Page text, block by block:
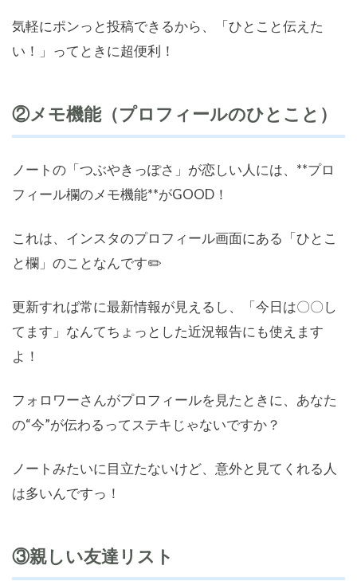
気軽にポンっと投稿できるから、「ひとこと伝えた
い！」ってときに超便利！
②メモ機能（プロフィールのひとこと）
ノートの「つぶやきっぽさ」が恋しい人には、**プロ
フィール欄のメモ機能**がGOOD！
これは、インスタのプロフィール画面にある「ひとこ
と欄」のことなんです✏️
更新すれば常に最新情報が見えるし、「今日は〇〇し
てます」なんてちょっとした近況報告にも使えます
よ！
フォロワーさんがプロフィールを見たときに、あなた
の“今”が伝わるってステキじゃないですか？
ノートみたいに目立たないけど、意外と見てくれる人
は多いんですっ！
③親しい友達リスト